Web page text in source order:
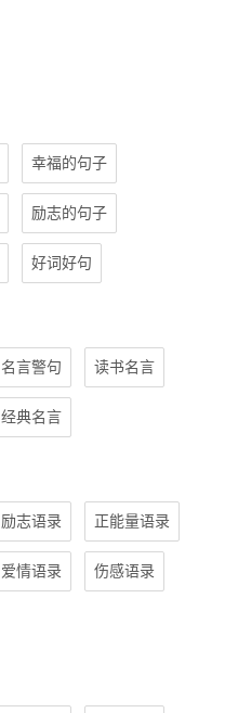
幸福的句子
励志的句子
好词好句
名言警句 读书名言
经典名言
励志语录 正能量语录
爱情语录 伤感语录